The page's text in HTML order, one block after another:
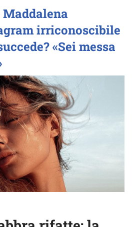
Maddalena
irriconoscibile
«Sei messa